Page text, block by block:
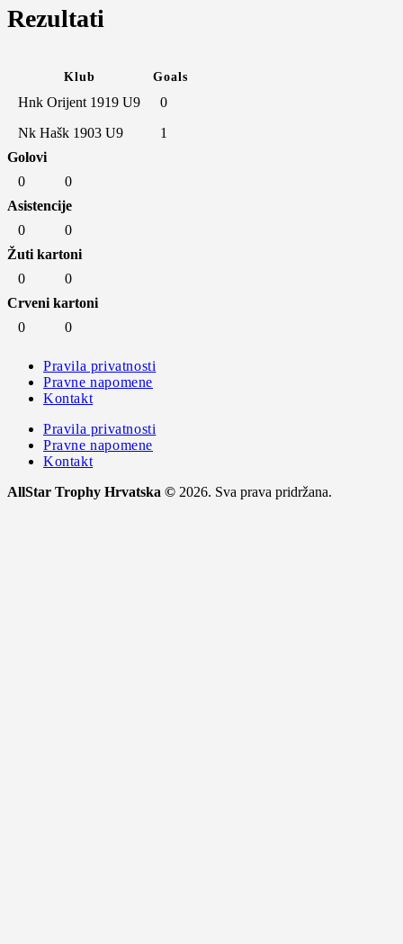
Rezultati
Klub Goals
Hnk Orijent 1919 U9
0
Nk Hašk 1903 U9
1
Golovi
0
0
Asistencije
0
0
Žuti kartoni
0
0
Crveni kartoni
0
0
Pravila privatnosti
Pravne napomene
Kontakt
Pravila privatnosti
Pravne napomene
Kontakt
AllStar Trophy Hrvatska © 2026. Sva prava pridržana.